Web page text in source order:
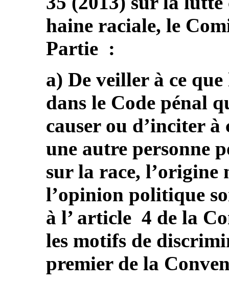
haine raciale, le
Partie :
a) De veiller à ce
dans le Code pénal
causer ou d’inciter à
une autre personne
sur la race, l’origine
l’opinion politique
à l’ article 4 de la
les motifs de
premier de la